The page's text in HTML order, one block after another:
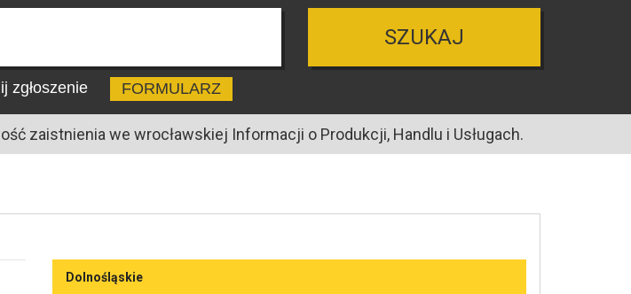
SZUKAJ
zgłoszenie FORMULARZ
zaistnienia we wrocławskiej Informacji o Produkcji, Handlu i Usługach.
Dolnośląskie